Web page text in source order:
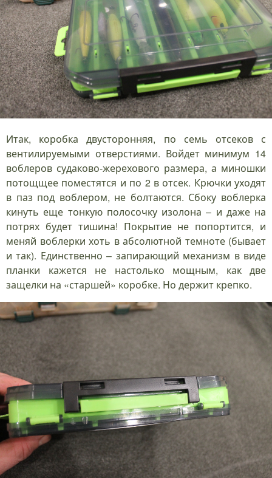
Итак, коробка двусторонняя, по семь отсеков с
вентилируемыми отверстиями. Войдет минимум 14
воблеров судаково-жерехового размера, а миношки
потощщее поместятся и по 2 в отсек. Крючки уходят
в паз под воблером, не болтаются. Сбоку воблерка
кинуть еще тонкую полосочку изолона – и даже на
потрях будет тишина! Покрытие не попортится, и
меняй воблерки хоть в абсолютной темноте (бывает
и так). Единственно – запирающий механизм в виде
планки кажется не настолько мощным, как две
защелки на «старшей» коробке. Но держит крепко.